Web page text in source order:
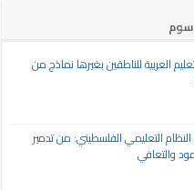
العربية للناطقين بغيرها نماذج من
على النظام التعليمي الفلسطيني: من تدمير
والتعافي